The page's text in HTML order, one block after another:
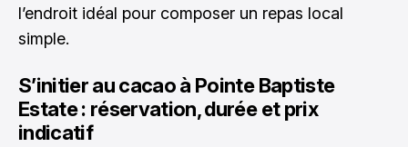
l’endroit idéal pour composer un repas local
simple.
S’initier au cacao à Pointe Baptiste
Estate : réservation, durée et prix
indicatif